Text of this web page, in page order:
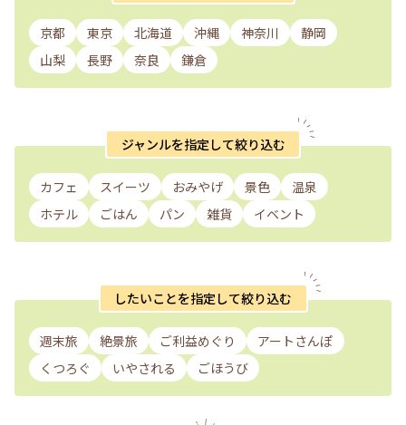
京都 東京 北海道 沖縄 神奈川
静岡
山梨
長野 奈良 鎌倉
ジャンルを指定して絞り込む
カフェ スイーツ おみやげ 景色
温泉
ホテル
ごはん パン 雑貨 イベント
したいことを指定して絞り込む
週末旅 絶景旅 ご利益めぐり
アートさんぽ
くつろぐ
いやされる ごほうび